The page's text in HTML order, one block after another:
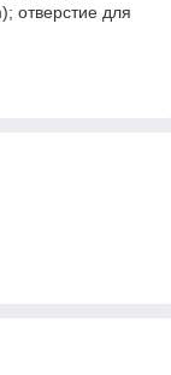
отверстие для